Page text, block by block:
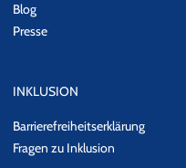
Blog
Presse
INKLUSION
Barrierefreiheitserklärung
Fragen zu Inklusion